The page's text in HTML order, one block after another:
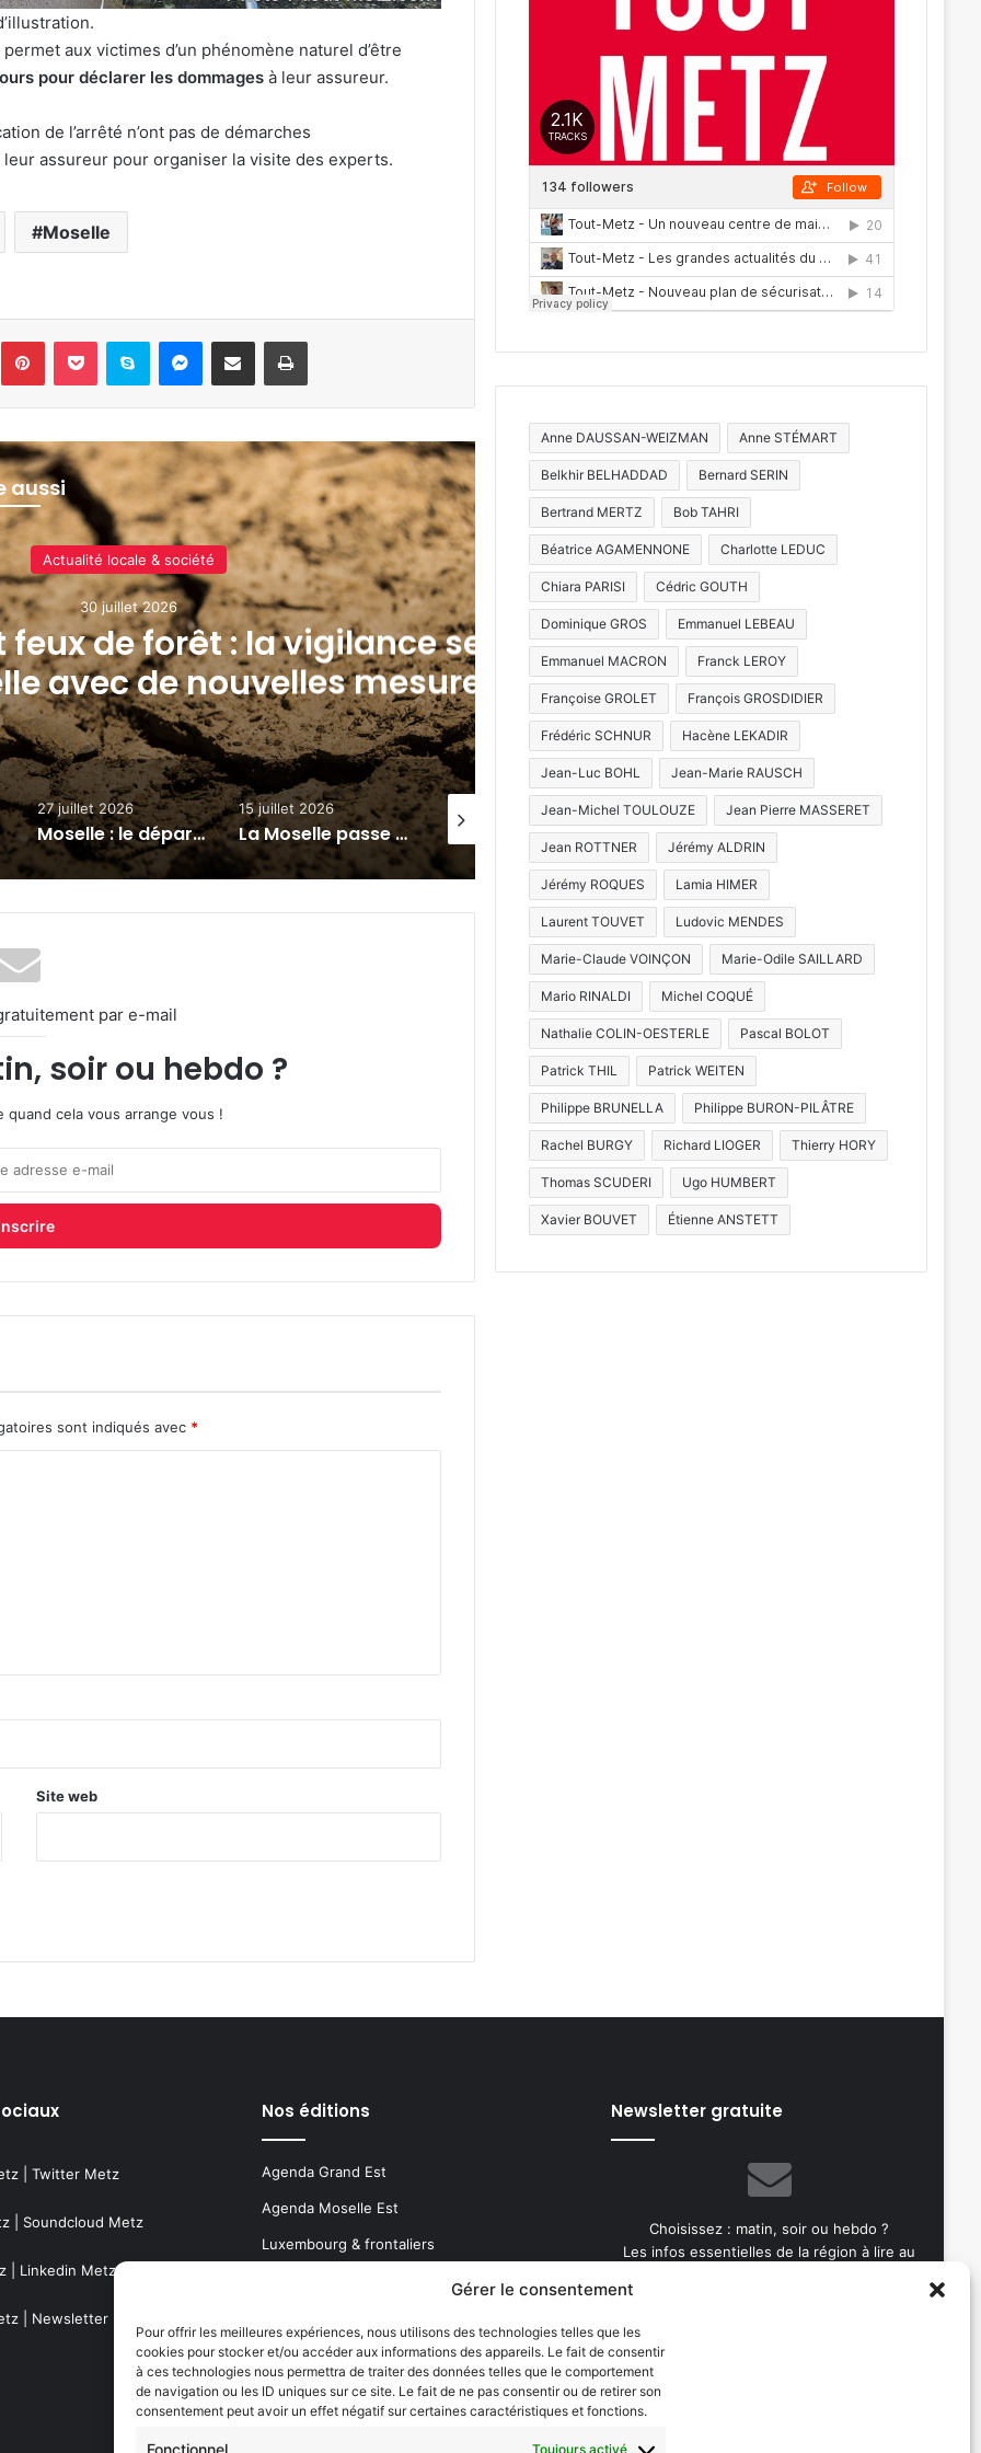
Gérer le consentement
Pour offrir les meilleures expériences, nous utilisons des technologies telles que les
cookies pour stocker et/ou accéder aux informations des appareils. Le fait de consentir
à ces technologies nous permettra de traiter des données telles que le comportement
de navigation ou les ID uniques sur ce site. Le fait de ne pas consentir ou de retirer son
consentement peut avoir un effet négatif sur certaines caractéristiques et fonctions.
Fonctionnel Toujours activé
aux victimes d’un phénomène naturel d’être
pour déclarer les dommagesà leur assureur.
de l’arrêté n’ont pas de démarches
assureur pour organiser la visite des experts.
Moselle
PinterestPocket Skype Messenger
Partager par e-mail Imprimer
aussi
Actualité locale & société
30 juillet 2026
feux de forêt : la vigilance se
avec de nouvelles mesures
Moselle : le
jaune canicule
27 juillet 2026
Moselle : le département placé en vigilance jaune canicule dès ce mardi 28 juillet 2026
15 juillet 2026
La Moselle passe en vigilance jaune pour risques d’orages Canicule : la Moselle repasse en vigilance orange dès demain
3 août 2026
Un festival de musique celte organisé au parc archéologique de Bliesbruck les 7 et 8 août 2026
30 juillet 2026
par e-mail
soir ou hebdo ?
quand cela vous arrange vous !
sont indiqués avec *
Site web
Anne DAUSSAN-WEIZMAN Anne STÉMART
Belkhir BELHADDAD Bernard SERIN
Bertrand MERTZ Bob TAHRI
Béatrice AGAMENNONE Charlotte LEDUC
Chiara PARISI Cédric GOUTH
Dominique GROS Emmanuel LEBEAU
Emmanuel MACRON Franck LEROY
Françoise GROLET François GROSDIDIER
Frédéric SCHNUR Hacène LEKADIR
Jean-Luc BOHL Jean-Marie RAUSCH
Jean-Michel TOULOUZE Jean Pierre MASSERET
Jean ROTTNER Jérémy ALDRIN
Jérémy ROQUES Lamia HIMER
Laurent TOUVET Ludovic MENDES
Marie-Claude VOINÇON Marie-Odile SAILLARD
Mario RINALDI Michel COQUÉ
Nathalie COLIN-OESTERLE Pascal BOLOT
Patrick THIL Patrick WEITEN
Philippe BRUNELLA Philippe BURON-PILÂTRE
Rachel BURGY Richard LIOGER Thierry HORY
Thomas SCUDERI Ugo HUMBERT
Xavier BOUVET Étienne ANSTETT
| Twitter Metz
| Soundcloud Metz
| Linkedin Metz
| Newsletter Metz
Nos éditions
Agenda Grand Est
Agenda Moselle Est
Luxembourg & frontaliers
Thionville & Moselle Nord
Dossiers à la Une
Newsletter gratuite
Choisissez : matin, soir ou hebdo ?
Les infos essentielles de la région à lire au
votre
adresse
e-
mail